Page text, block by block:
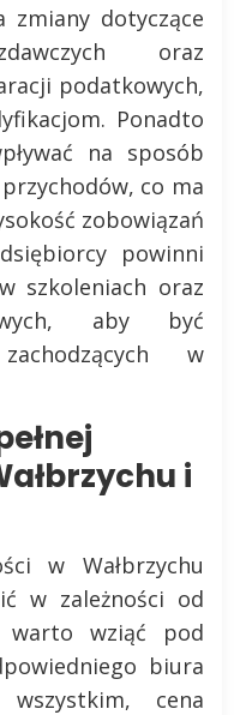
zmiany dotyczące
oraz
podatkowych,
Ponadto
na sposób
co ma
zobowiązań
powinni
szkoleniach oraz
aby być
w
i
w Wałbrzychu
w zależności od
warto wziąć pod
biura
wszystkim, cena